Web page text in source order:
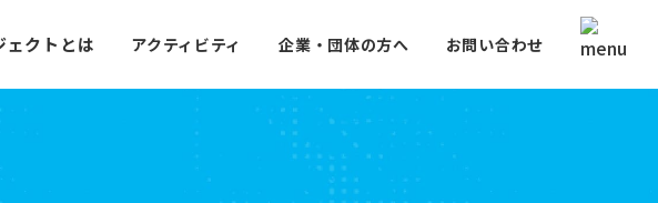
ェクトとは アクティビティ 企業・団体の方へ お問い合わせ